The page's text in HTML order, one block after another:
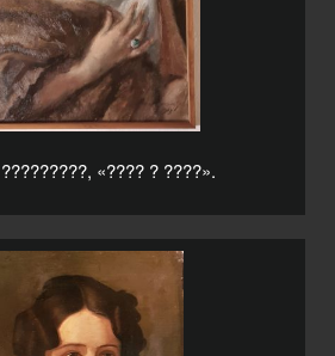
«???? ? ????».